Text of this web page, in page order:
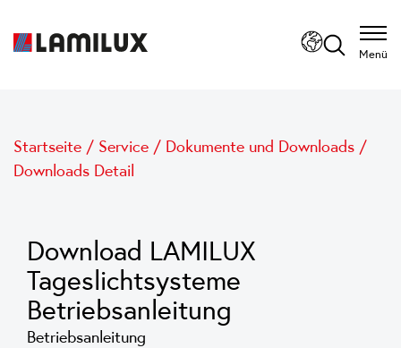
Menü
Startseite / Service / Dokumente und Downloads /
Downloads Detail
Download LAMILUX
Tageslichtsysteme
Betriebsanleitung
Betriebsanleitung